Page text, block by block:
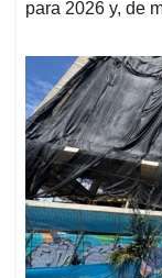
para 2026 y, de